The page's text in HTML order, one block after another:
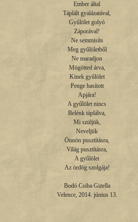
Ember által
Táplált gyalázatával,
Gyűlölet golyó
Záporával!
Ne semmisíts
Meg gyűlöletből
Ne maradjon
Mögötted árva,
Kinek gyűlölet
Penge hasított
Apjára!
A gyűlölet nincs
Belénk táplálva,
Mi szüljük,
Neveljük
Önnön pusztításra,
Világ pusztításra,
A gyűlölet
Az ördög szolgája!
Bodó Csiba Gizella
Velence, 2014. június 13.